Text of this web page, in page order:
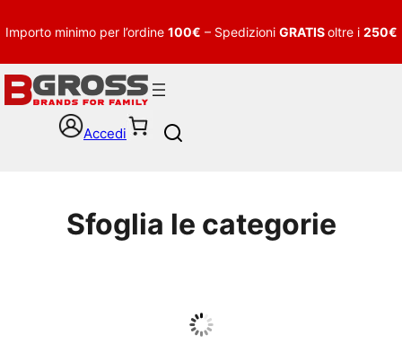
Importo minimo per l’ordine 100€ – Spedizioni GRATISoltre i 250€
Accedi
h
Sfoglia le categorie
Guarda tutto